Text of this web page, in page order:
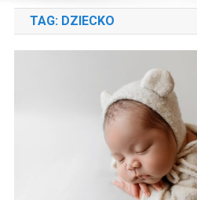
TAG: DZIECKO